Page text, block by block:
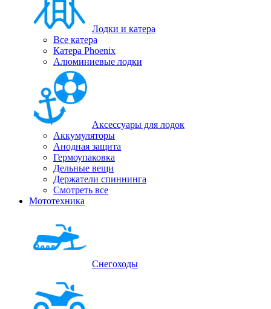
Лодки и катера
Все катера
Катера Phoenix
Алюминиевые лодки
Аксессуары для лодок
Аккумуляторы
Анодная защита
Гермоупаковка
Дельные вещи
Держатели спиннинга
Смотреть все
Мототехника
Снегоходы